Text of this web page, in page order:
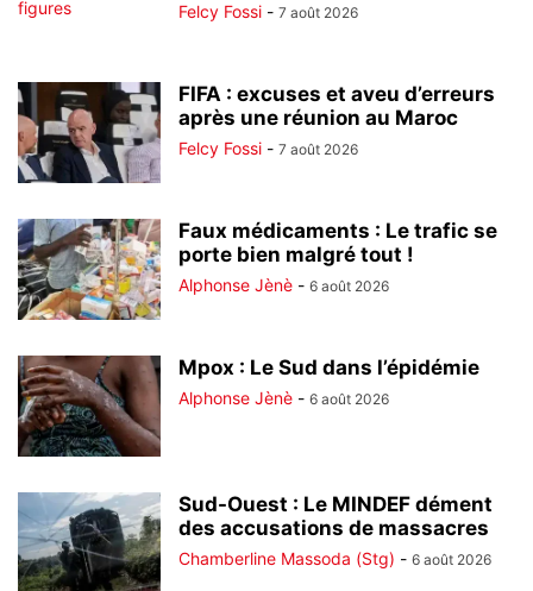
Felcy Fossi - 7 août 2026
FIFA : excuses et aveu d’erreurs
après une réunion au Maroc
Felcy Fossi - 7 août 2026
Faux médicaments : Le trafic se
porte bien malgré tout !
Alphonse Jènè - 6 août 2026
Mpox : Le Sud dans l’épidémie
Alphonse Jènè - 6 août 2026
Sud-Ouest : Le MINDEF dément
des accusations de massacres
Chamberline Massoda (Stg) - 6 août 2026